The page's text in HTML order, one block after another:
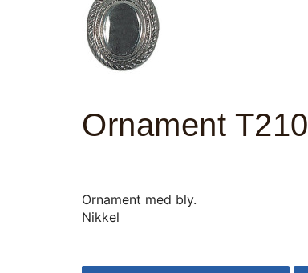
Ornament T210
Ornament med bly.
Nikkel